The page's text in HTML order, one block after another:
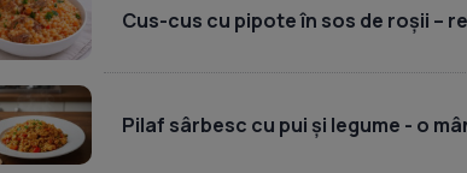
Cus-cus cu pipote în sos de roșii –
Pilaf sârbesc cu pui și legume - o